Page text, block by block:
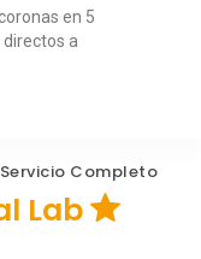
en 5
a
Completo
Lab